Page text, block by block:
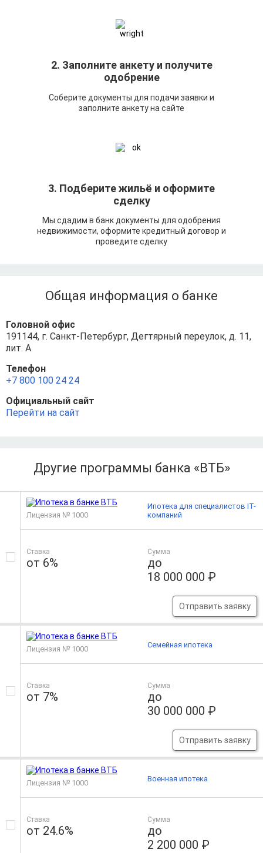
2. Заполните анкету и получите
одобрение
Соберите документы для подачи заявки и
заполните анкету на сайте
3. Подберите жильё и оформите
сделку
Мы сдадим в банк документы для одобрения
недвижимости, оформите кредитный договор и
проведите сделку
Общая информация о банке
Головной офис
191144, г. Санкт-Петербург, Дегтярный переулок, д. 11,
лит. А
Телефон
+7 800 100 24 24
Официальный сайт
Перейти на сайт
Другие программы банка «ВТБ»
Лицензия № 1000
Ставка
от 6%
Сумма
до
18 000 000 ₽
Отправить заявку
Ипотека для специалистов IT-
компаний
Лицензия № 1000
Ставка
от 7%
Сумма
до
30 000 000 ₽
Отправить заявку
Семейная ипотека
Лицензия № 1000
Ставка
от 24.6%
Сумма
до
2 200 000 ₽
Военная ипотека